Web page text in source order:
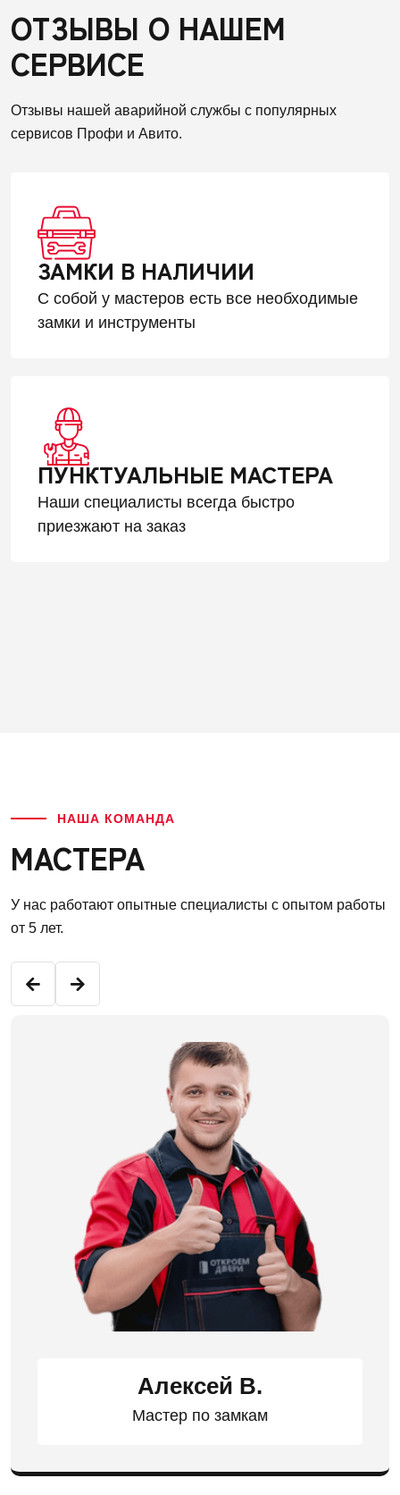
ОТЗЫВЫ О НАШЕМ
СЕРВИСЕ
Отзывы нашей аварийной службы с популярных
сервисов Профи и Авито.
ЗАМКИ В НАЛИЧИИ
С собой у мастеров есть все необходимые
замки и инструменты
ПУНКТУАЛЬНЫЕ МАСТЕРА
Наши специалисты всегда быстро
приезжают на заказ
НАША КОМАНДА
МАСТЕРА
У нас работают опытные специалисты с опытом работы
от 5 лет.
Алексей В.
Мастер по замкам